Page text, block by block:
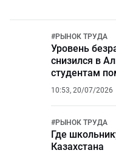
#РЫНОК ТРУДА
Уровень
снизился в
студентам
10:53, 20/07/2026
#РЫНОК ТРУДА
Где
Казахстана